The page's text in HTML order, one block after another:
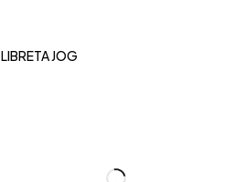
LIBRETA JOG